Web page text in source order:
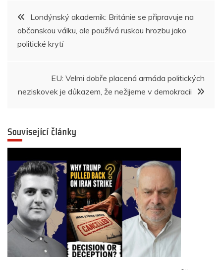
o
o
p
p
g
er
n
m
Navigace
pro
Londýnský akademik: Británie se připravuje na
občanskou válku, ale používá ruskou hrozbu jako
politické krytí
EU: Velmi dobře placená armáda politických
neziskovek je důkazem, že nežijeme v demokracii
Související články